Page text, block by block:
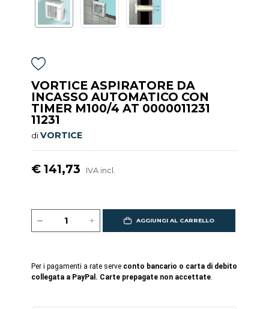
VORTICE ASPIRATORE DA
INCASSO AUTOMATICO CON
TIMER M100/4 AT 0000011231
11231
diVORTICE
€ 141,73 IVA incl.
AGGIUNGI AL CARRELLO
Per i pagamenti a rate serve conto bancario o carta di debito
collegata a PayPal. Carte prepagate non accettate.